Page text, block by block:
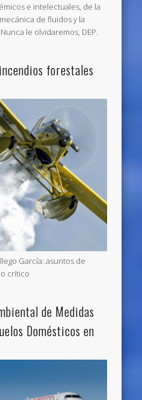
e intelectuales, de la
de fluidos y la
le olvidaremos, DEP.
forestales
García: asuntos de
crítico
de Medidas
Domésticos en